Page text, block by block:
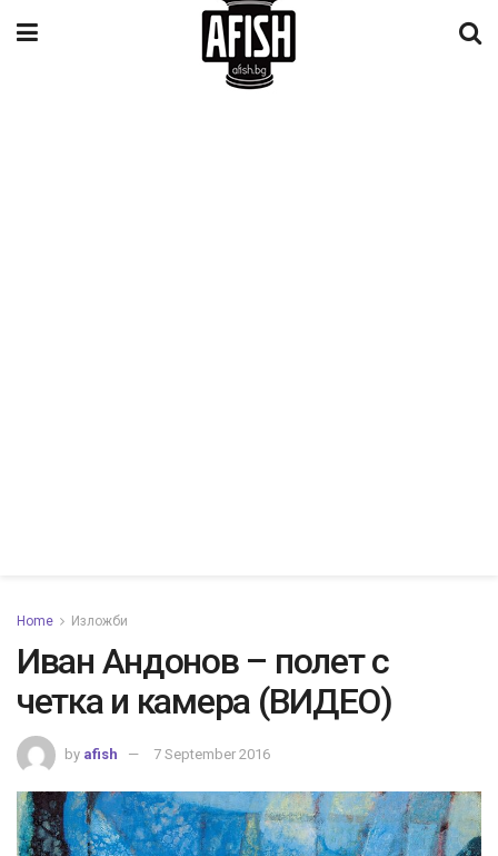
Home Изложби
Иван Андонов – полет с
четка и камера (ВИДЕО)
by afish 7 September 2016